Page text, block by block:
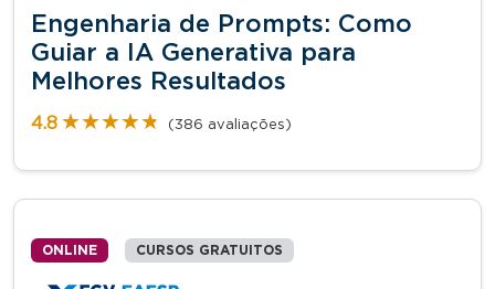
Engenharia de Prompts: Como
Guiar a IA Generativa para
Melhores Resultados
4.8 ★★★★★
★★★★★ (386 avaliações)
ONLINE CURSOS GRATUITOS